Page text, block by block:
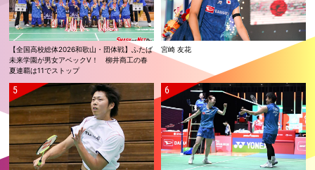
【全国高校総体2026和歌山・団体戦】ふたば
未来学園が男女アベックV！ 柳井商工の春
夏連覇は11でストップ
宮崎 友花